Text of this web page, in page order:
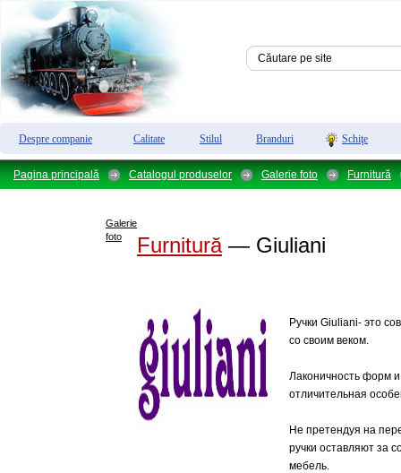
Despre companie Calitate Stilul Branduri Schiţe
Pagina principală Catalogul produselor Galerie foto Furnitură
Galerie
foto
Furnitură— Giuliani
Ручки Giuliani- это
со своим веком.
Лаконичность форм
отличительная
Не претендуя на
ручки оставляют за
мебель.